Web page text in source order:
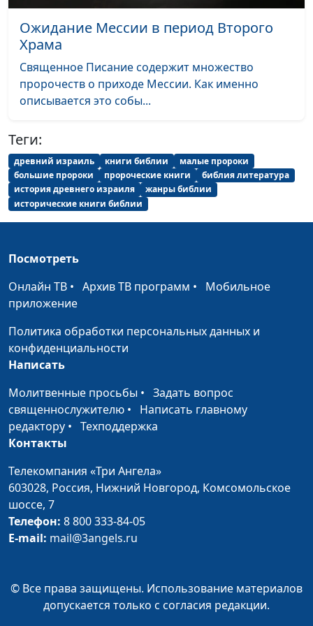
Конец света: от
крещения Руси до
падения
Константинополя
Александр Богданенков,
филолог, литературовед,
Габрусевич, историк,
богослов
представления в
средневековье и
сейчас
богослов, Олег
Габрусевич, историк,
богослов
Древние
Александр Богданенков,
богослов
Крещение Духом
Святым и
харизматические
дары
историк, богослов,
Крещение Духом
Святым и
возложение рук
Олег Габрусевич,
историк, богослов,
богослов
Рождение церкви и
крещение Святым
Духом
историк, богослов,
Иисус и крещение
Духом
историк, богослов,
Ожидание Мессии в период Второго
Храма
Священное Писание содержит множество
пророчеств о приходе Мессии. Как именно
описывается это собы...
Теги:
древний израиль книги библии
малые пророки
большие пророки
пророческие книги
библия литература
история древнего израиля
жанры библии
исторические книги библии
Посмотреть
Онлайн ТВ • Архив ТВ программ • Мобильное
приложение
Политика обработки персональных данных и
конфиденциальности
Написать
Молитвенные просьбы • Задать вопрос
священнослужителю • Написать главному
редактору • Техподдержка
Контакты
Телекомпания «Три Ангела»
603028, Россия, Нижний Новгород, Комсомольское
шоссе, 7
Телефон: 8 800 333-84-05
E-mail: mail@3angels.ru
© Все права защищены. Использование материалов
допускается только с согласия редакции.